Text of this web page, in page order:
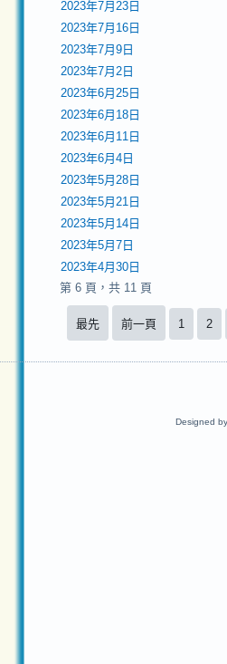
2023年7月23日
2023年7月16日
2023年7月9日
2023年7月2日
2023年6月25日
2023年6月18日
2023年6月11日
2023年6月4日
2023年5月28日
2023年5月21日
2023年5月14日
2023年5月7日
2023年4月30日
第 6 頁，共 11 頁
最先 前一頁 1 2
Designed